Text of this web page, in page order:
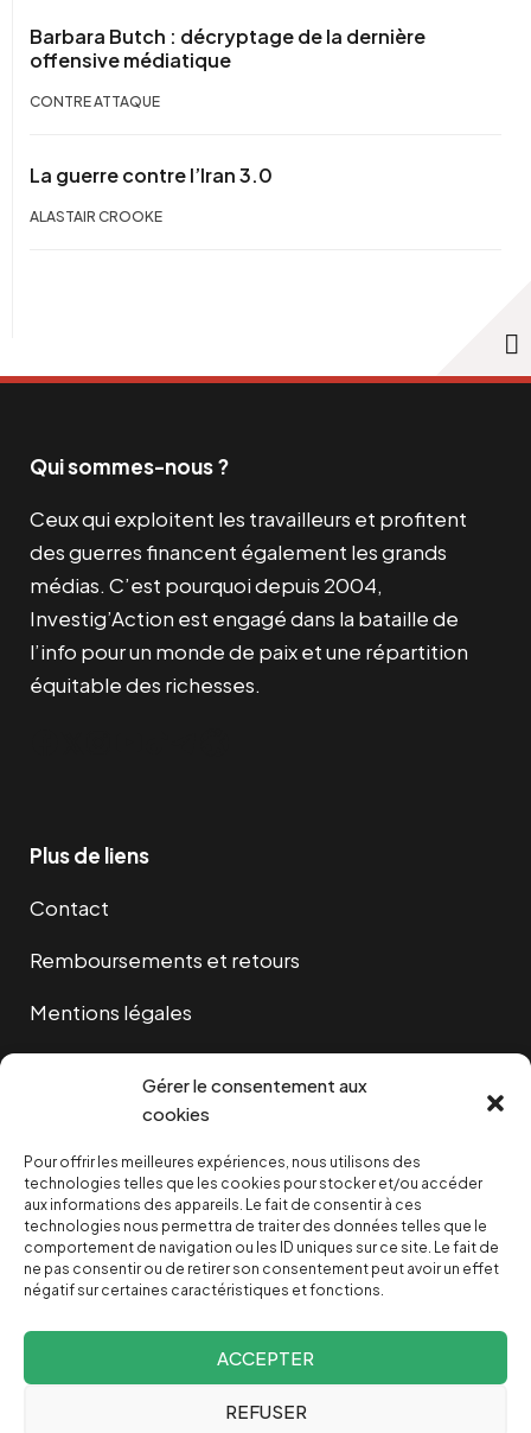
Gérer le consentement aux
cookies
Pour offrir les meilleures expériences, nous utilisons des
technologies telles que les cookies pour stocker et/ou accéder
aux informations des appareils. Le fait de consentir à ces
technologies nous permettra de traiter des données telles que le
comportement de navigation ou les ID uniques sur ce site. Le fait de
ne pas consentir ou de retirer son consentement peut avoir un effet
négatif sur certaines caractéristiques et fonctions.
ACCEPTER
REFUSER
Barbara Butch : décryptage de la dernière
offensive médiatique
CONTRE ATTAQUE
La guerre contre l’Iran 3.0
ALASTAIR CROOKE
Qui sommes-nous ?
Ceux qui exploitent les travailleurs et profitent
des guerres financent également les grands
médias. C’est pourquoi depuis 2004,
Investig’Action est engagé dans la bataille de
l’info pour un monde de paix et une répartition
équitable des richesses.
Plus de liens
Contact
Remboursements et retours
Mentions légales
NOUS SOUTENIR
NOTRE NEWSLETTER